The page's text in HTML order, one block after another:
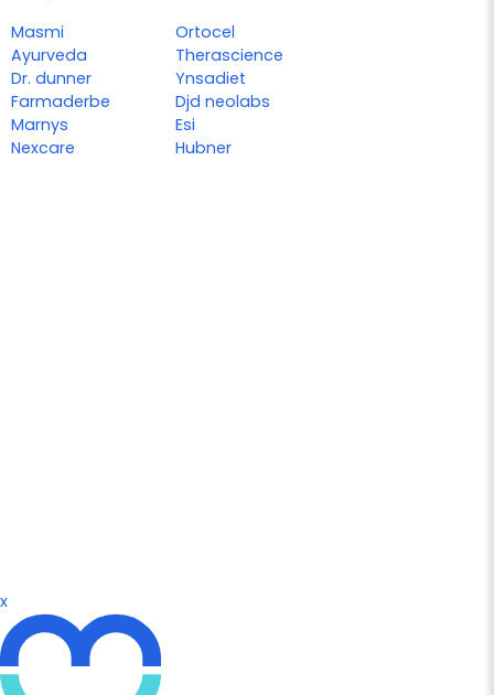
Masmi
Ayurveda
Dr. dunner
Farmaderbe
Marnys
Nexcare
Ortocel
Therascience
Ynsadiet
Djd neolabs
Esi
Hubner
x